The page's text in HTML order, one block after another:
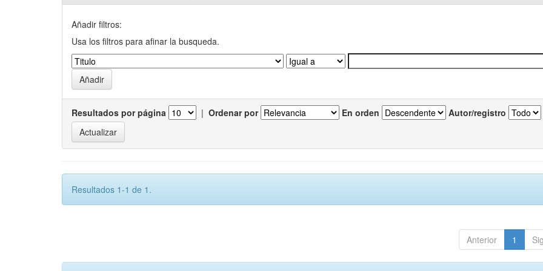
Añadir filtros:
Usa los filtros para afinar la busqueda.
Resultados por página | Ordenar por En orden Autor/registro
Resultados 1-1 de 1.
Anterior 1